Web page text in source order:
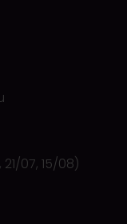
07, 15/08)